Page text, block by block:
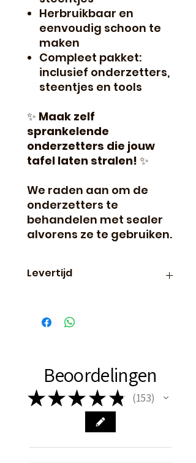
Herbruikbaar en
eenvoudig schoon te
maken
Compleet pakket:
inclusief onderzetters,
steentjes en tools
✨ Maak zelf
sprankelende
onderzetters die jouw
tafel laten stralen! ✨
We raden aan om de
onderzetters te
behandelen met sealer
alvorens ze te gebruiken.
Levertijd
vaak de volgende dag al in
huis!
Beoordelingen
★★★ ★ ★ 153
153